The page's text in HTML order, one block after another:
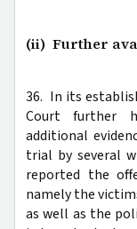
(ii) Further
36. In its
Court further
additional
trial by several
reported the
namely the
as well as the